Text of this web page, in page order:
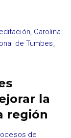
, Carolina
de Tumbes,
la
región
de